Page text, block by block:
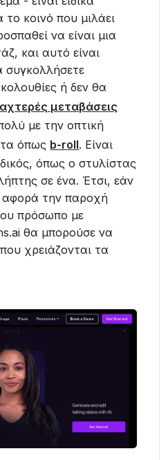
κοινό που μιλάει
να είναι μια
και αυτό είναι
συγκολλήσετε
ή δεν θα
μεταβάσεις
με την οπτική
όπως b-roll. Είναι
όπως ο στυλίστας
σε ένα. Έτσι, εάν
αφορά την παροχή
πρόσωπο με
θα μπορούσε να
χρειάζονται τα